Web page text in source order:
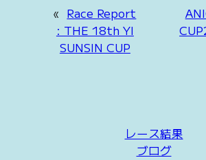
« Race Report
: THE 18th YI
SUNSIN CUP
レース結果
ブログ